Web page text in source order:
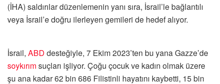
(İHA) saldırılar düzenlemenin yanı sıra, İsrail’le bağlantılı
veya İsrail’e doğru ilerleyen gemileri de hedef alıyor.
İsrail, ABD desteğiyle, 7 Ekim 2023’ten bu yana Gazze’de
soykırımsuçları işliyor. Çoğu çocuk ve kadın olmak üzere
şu ana kadar 62 bin 686 Filistinli hayatını kaybetti, 15 bin